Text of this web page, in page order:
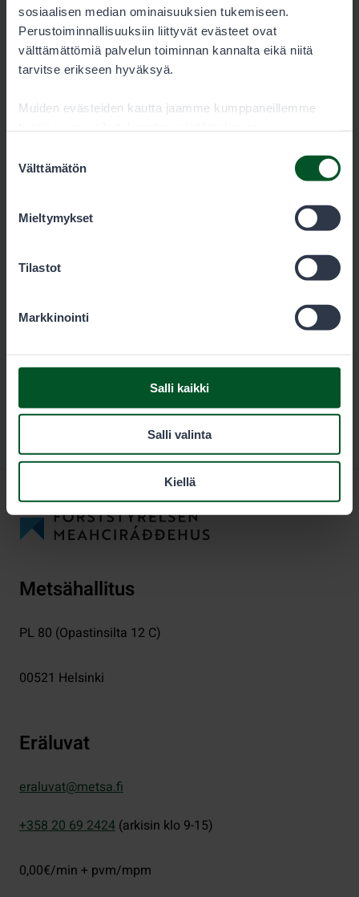
sosiaalisen median ominaisuuksien tukemiseen.
Perustoiminnallisuuksiin liittyvät evästeet ovat
välttämättömiä palvelun toiminnan kannalta eikä niitä
tarvitse erikseen hyväksyä.
Muiden evästeiden kautta jaamme kumppaneillemme
tietoihin, joita olet antanut heille tai joita on kerätty, kun
olet käyttänyt heidän palvelujaan. Voit sallia haluamasi
valinta
Välttämätön
Mieltymykset
Tilastot
Markkinointi
Salli kaikki
Salli valinta
Kiellä
Lataa
Garmin-kartta
3614-lantinen-pelkosenniemi_garmin-
Metsähallitus
PL 80 (Opastinsilta 12 C)
00521 Helsinki
Eräluvat
eraluvat@metsa.fi
+358 20 69 2424 (arkisin klo 9-15)
0,00€/min + pvm/mpm